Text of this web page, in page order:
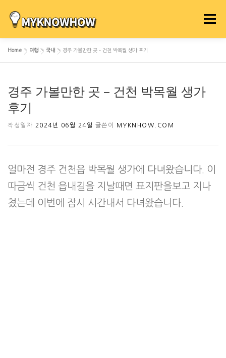
로
메뉴
Home » 여행 » 국내 » 경주 가볼만한 곳 – 건천 박목월 생가 후기
경주 가볼만한 곳 – 건천 박목월 생가
후기
작성일자 2024년 06월 24일 글쓴이 MYKNHOW.COM
얼마전 경주 건천읍 박목월 생가에 다녀왔습니다. 이
따금씩 건천 읍내길을 지날때면 표지판을보고 지나
쳤는데 이번에 잠시 시간내서 다녀왔습니다.